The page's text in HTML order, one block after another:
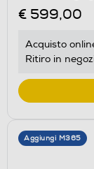
€ 599,00
Acquisto
Ritiro in
Aggiungi M365